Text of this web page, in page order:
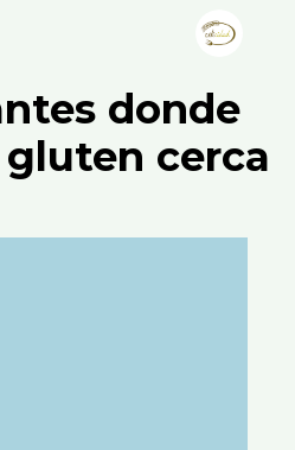
donde
cerca